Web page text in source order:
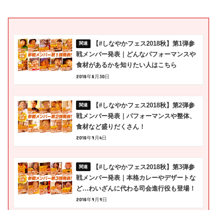
【#しなやかフェス2018秋】第1弾参
戦メンバー発表｜どんなパフォーマンスや
食材があるかを知りたい人はこちら
2018年8月30日
【#しなやかフェス2018秋】第2弾参
戦メンバー発表｜パフォーマンスや整体、
食材など盛りだくさん！
2018年9月4日
【#しなやかフェス2018秋】第3弾参
戦メンバー発表｜本格カレーやデザートな
ど…わいざんに代わる司会進行役も登場！
2018年9月9日